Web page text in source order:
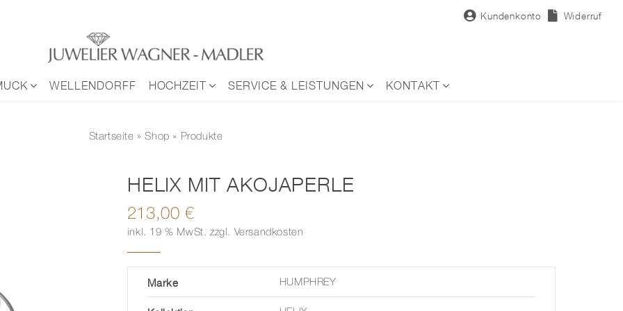
Kundenkonto Widerruf
WELLENDORFF HOCHZEIT SERVICE & LEISTUNGEN KONTAKT
Startseite »Shop » Produkte
HELIX MIT AKOJAPERLE
213,00€
inkl. 19 % MwSt. zzgl. Versandkosten
Marke HUMPHREY